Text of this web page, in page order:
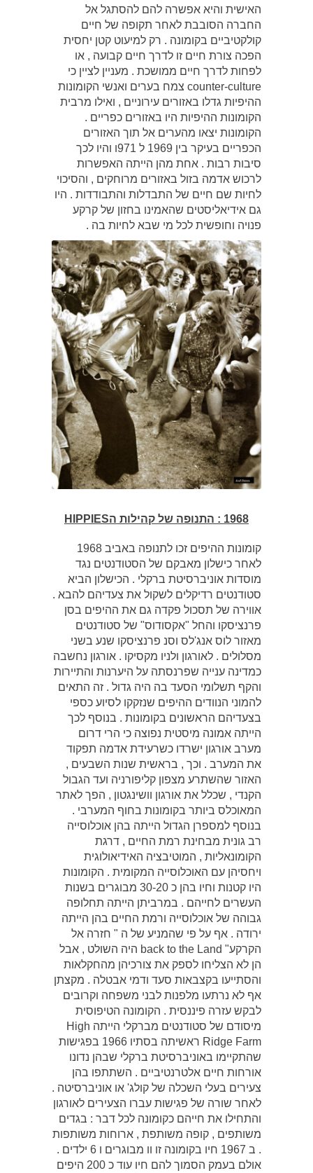
האישית והיא אפשרה להם להסתגל אל
החברה הסובבת לאחר תקופה של חיים
קולקטיביים בקומונה . רק למיעוט קטן יחסית
הפכה צורת חיים זו לדרך חיים קבועה , או
לפחות לדרך חיים ממושכת . מעניין לציין כי
counter-culture צמח בערים ואנשי הקומונות
ההיפיות גדלו באזורים עירוניים , ואילו מרבית
הקומונות ההיפיות היו באזורים כפריים .
הקומונות יצאו מהערים אל תוך האזורים
הכפריים בעיקר בין 1969 ל 971ו והיו לכך
סיבות רבות . אחת מהן הייתה האפשרות
לרכוש אדמה בזול באזורים מרוחקים , והסיכוי
לחיות שם חיים של התבדלות והתבודדות . היו
גם אידיאליסטים שהאמינו בחזון של קרקע
פנויה וחופשית לכל מי שבא לחיות בה .
1968 : התנופה של קהילות הHIPPIES
קומונות ההיפים זכו לתנופה באביב 1968
לאחר כישלון מאבקם של הסטודנטים נגד
מוסדות אוניברסיטת ברקלי . הכישלון הביא
סטודנטים רדיקלים לשקול את צעדיהם להבא .
אווירה של תסכול פקדה גם את ההיפים בסן
פרנציסקו והחל "אקסודוס" של סטודנטים
מאזור לוס אנג'לס וסנ פרנציסקו שנע בשני
מסלולים . לאורגון ולניו מקסיקו . אורגון נחשבה
כמדינה ענייה שפרנסתה על היערנות והתיירות
והקף תשלומי הסעד בה היה גדול . זה התאים
להמוני הנוודים ההיפים שנזקקו לסיוע כספי
בצעדיהם הראשונים בקומונות . בנוסף לכך
הייתה אמונה מיסטית נפוצה כי הרי דרום
מערב אורגון ישרדו כשרעידת אדמה תפקוד
את המערב . וכך , בראשית שנות השבעים ,
האזור שהשתרע מצפון קליפורניה ועד הגבול
הקנדי , שכלל את אורגון וושינגטון , הפך לאתר
המאוכלס ביותר בקומונות בחוף המערבי .
בנוסף למספרן הגדול הייתה בהן אוכלוסייה
רב גונית מבחינת רמת החיים , דרגת
הקומונאליות , המוטיבציה האידיאולוגית
ויחסיהן עם האוכלוסייה המקומית . הקומונות
היו קטנות וחיו בהן כ 30-20 מבוגרים בשנות
העשרים לחייהם . במרביתן הייתה תחלופה
גבוהה של אוכלוסייה ורמת החיים בהן הייתה
ירודה . אף על פי שהמניע של ה " חזרה אל
הקרקע" back to the Land היה השולט , אבל
הן לא הצליחו לספק את צורכיהן מהחקלאות
והסתייעו בקצבאות סעד ודמי אבטלה . מקצתן
אף לא נרתעו מלפנות לבני משפחה וקרובים
לבקש עזרה פיננסית . הקומונה הטיפוסית
מיסודם של סטודנטים מברקלי הייתה High
Ridge Farm ראשיתה בסתיו 1966 בפגישות
שהתקיימו באוניברסיטת ברקלי שבהן נדונו
אורחות חיים אלטרנטיביים . השתתפו בהן
צעירים בעלי השכלה של קולג' או אוניברסיטה .
לאחר שורה של פגישות עברו הצעירים לאורגון
והתחילו את חייהם כקומונה לכל דבר : בגדים
משותפים , קופה משותפת , ארוחות משותפות
. ב 1967 חיו בקומונה זו וו מבוגרים ו 6 ילדים .
אולם בעמק הסמוך להם חיו עוד כ 200 היפים